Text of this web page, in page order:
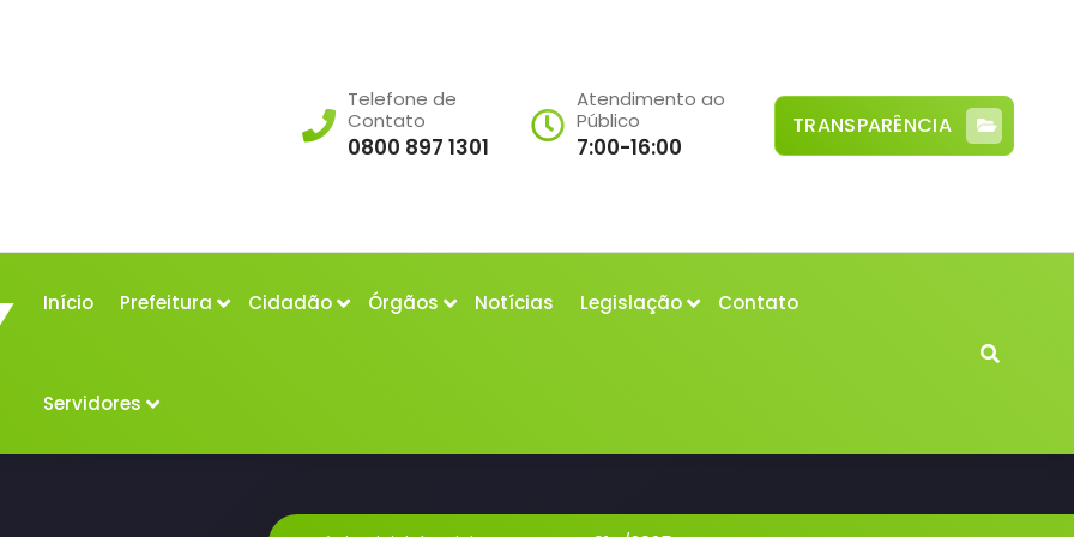
Telefone de
Contato
0800 897 1301
Atendimento ao
Público
7:00-16:00
TRANSPARÊNCIA
Início Prefeitura Cidadão Órgãos Notícias Legislação Contato
Servidores